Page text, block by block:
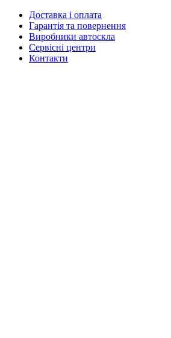
Доставка і оплата
Гарантія та повернення
Виробники автоскла
Сервісні центри
Контакти